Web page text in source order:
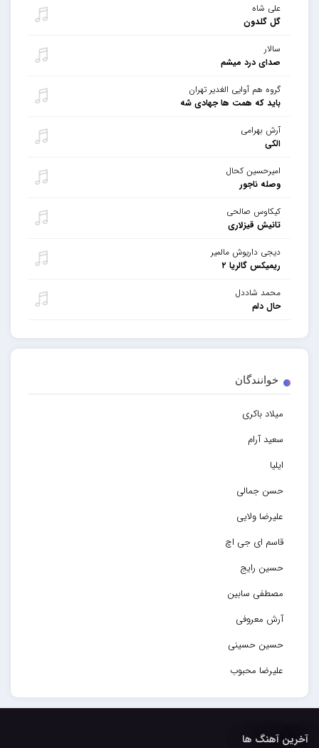
علی شاه
گل گلدون
سالار
صدای درد میشم
گروه هم آوایی الغدیر تهران
باید که همت ها جهادی شه
آرش بهرامی
الکی
امیرحسین کحال
وصله ناجور
کیکاوس صالحی
تانیش قیزلاری
دیجی داریوش مالمیر
ریمیکس گالریا ۲
محمد شاددل
حال دلم
خوانندگان
میلاد باکری
سعید آرام
ایلیا
حسن جمالی
علیرضا ولایی
قاسم ای جی اچ
حسین رایج
مصطفی سابین
آرش معروفی
حسین حسینی
علیرضا محبوب
حسین حصارکی
آخرین آهنگ ها